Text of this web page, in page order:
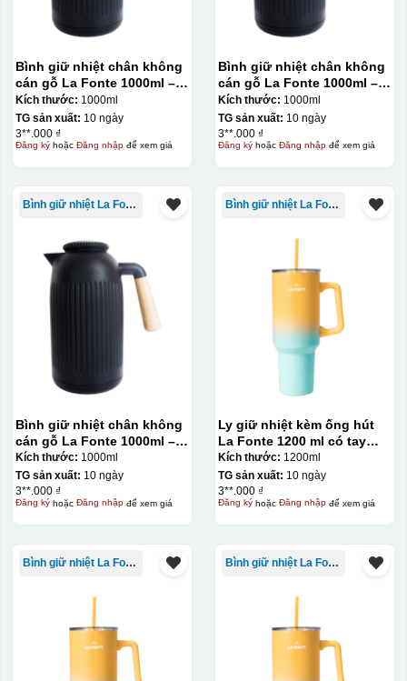
Bình giữ nhiệt chân không
cán gỗ La Fonte 1000ml –
011679
Kích thước: 1000ml
TG sản xuất: 10 ngày
3**.000 ₫
Đăng kýhoặc Đăng nhậpđể xem giá
Bình giữ nhiệt chân không
cán gỗ La Fonte 1000ml –
011679
Kích thước: 1000ml
TG sản xuất: 10 ngày
3**.000 ₫
Đăng kýhoặc Đăng nhậpđể xem giá
Bình giữ nhiệt La Fonte
Bình giữ nhiệt chân không
cán gỗ La Fonte 1000ml –
011679
Kích thước: 1000ml
TG sản xuất: 10 ngày
3**.000 ₫
Đăng kýhoặc Đăng nhậpđể xem giá
Bình giữ nhiệt La Fonte
Ly giữ nhiệt kèm ống hút
La Fonte 1200 ml có tay
cầm – 012317
Kích thước: 1200ml
TG sản xuất: 10 ngày
3**.000 ₫
Đăng kýhoặc Đăng nhậpđể xem giá
Bình giữ nhiệt La Fonte Bình giữ nhiệt La Fonte